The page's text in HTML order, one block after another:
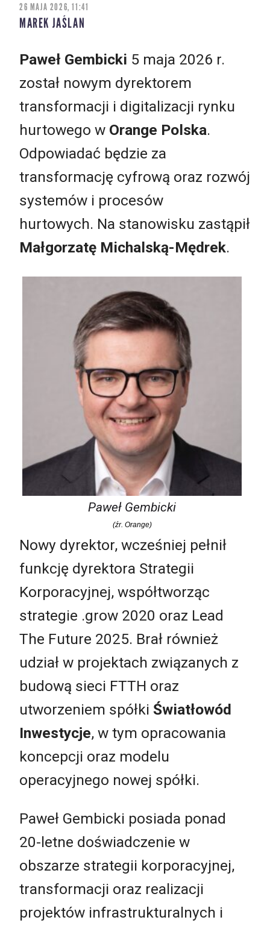
26 MAJA 2026, 11:41
MAREK JAŚLAN
Paweł Gembicki 5 maja 2026 r.
został nowym dyrektorem
transformacji i digitalizacji rynku
hurtowego w Orange Polska.
Odpowiadać będzie za
transformację cyfrową oraz rozwój
systemów i procesów
hurtowych. Na stanowisku zastąpił
Małgorzatę Michalską-Mędrek.
Paweł Gembicki
(źr. Orange)
Nowy dyrektor, wcześniej pełnił
funkcję dyrektora Strategii
Korporacyjnej, współtworząc
strategie .grow 2020 oraz Lead
The Future 2025. Brał również
udział w projektach związanych z
budową sieci FTTH oraz
utworzeniem spółki Światłowód
Inwestycje, w tym opracowania
koncepcji oraz modelu
operacyjnego nowej spółki.
Paweł Gembicki posiada ponad
20-letne doświadczenie w
obszarze strategii korporacyjnej,
transformacji oraz realizacji
projektów infrastrukturalnych i